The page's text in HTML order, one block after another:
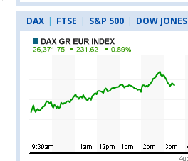
DAX | FTSE | S&P 500 | DOW JONES